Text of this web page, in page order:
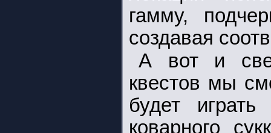
гамму,
создавая
А вот и
квестов мы
будет
коварного